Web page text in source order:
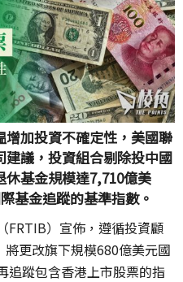
加投資不確定性，美國聯
議，投資組合剔除投中國
基金規模達7,710億美
基金追蹤的基準指數。
FRTIB）宣佈，遵循投資顧
更改旗下規模680億美元國
追蹤包含香港上市股票的指